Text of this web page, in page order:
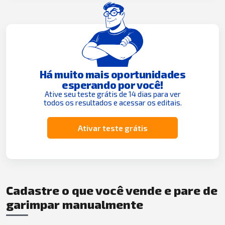
Há muito mais oportunidades
esperando por você!
Ative seu teste grátis de 14 dias para ver
todos os resultados e acessar os editais.
Ativar teste grátis
Cadastre o que você vende e pare de
garimpar manualmente